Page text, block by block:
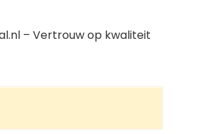
– Vertrouw op kwaliteit